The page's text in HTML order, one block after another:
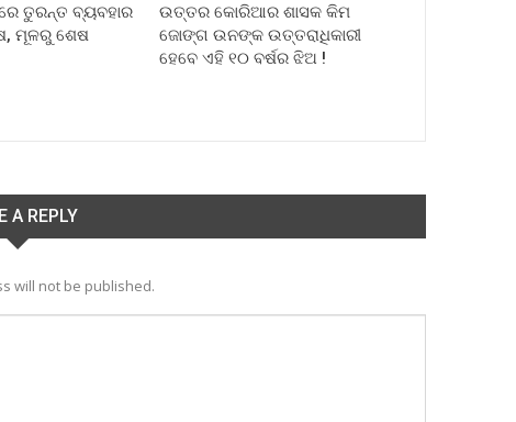
ତୁରନ୍ତ ବ୍ୟବହାର
ମୂଳରୁ ଶେଷ
ଉତ୍ତର କୋରିଆର ଶାସକ କିମ
ଜୋଙ୍ଗ ଉନଙ୍କ ଉତ୍ତରାଧିକାରୀ
ହେବେ ଏହି ୧୦ ବର୍ଷର ଝିଅ !
A REPLY
will not be published.